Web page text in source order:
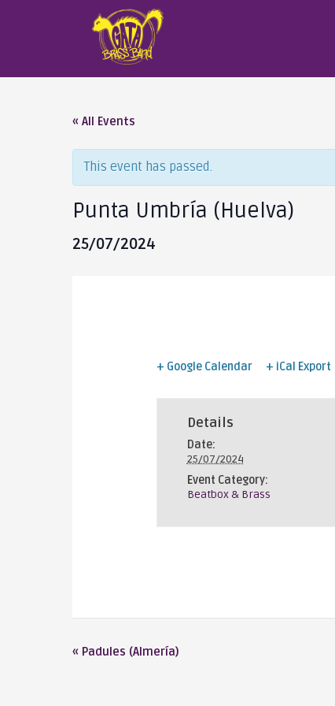
« All Events
This event has passed.
Punta Umbría (Huelva)
25/07/2024
+ Google Calendar + iCal Export
Details
Date:
25/07/2024
Event Category:
Beatbox & Brass
« Padules (Almería)